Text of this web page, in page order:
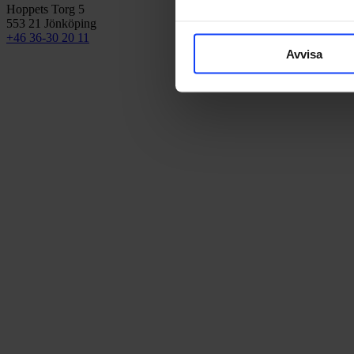
Avvisa
Hoppets Torg 5
553 21 Jönköping
+46 36-30 20 11